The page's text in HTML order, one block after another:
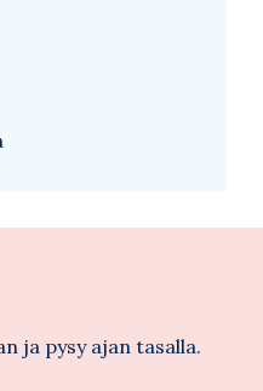
ja pysy ajan tasalla.